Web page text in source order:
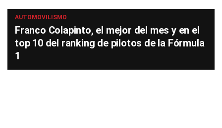
AUTOMOVILISMO
Franco Colapinto, el mejor del mes y en el
top 10 del ranking de pilotos de la Fórmula
1